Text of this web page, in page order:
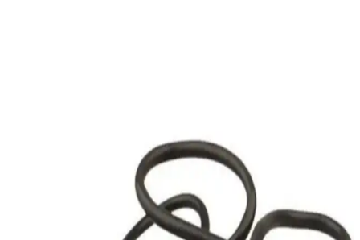
Çin Üretimi STM32 Kartlarda USB Type-C CC Pin
Direnç Desteği Ekleme Yöntemleri ve Önemi
Çin üretimi STM32 kartlarda USB Type-C CC pinlerine 5.1K
direnç eklenmesi, Type-C Type-C kablo uyumluluğunu sağlar. Bu
modifikasyon hassas lehimleme gerektirir ve cihazın güç profilini
doğru algılamasına yardımcı olur.